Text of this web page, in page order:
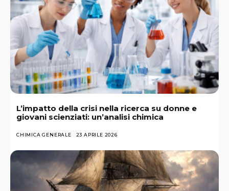
L’impatto della crisi nella ricerca su donne e
giovani scienziati: un’analisi chimica
CHIMICA GENERALE 23 APRILE 2026